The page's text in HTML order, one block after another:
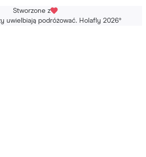
Stworzone z
uwielbiają podróżować. Holafly 2026®